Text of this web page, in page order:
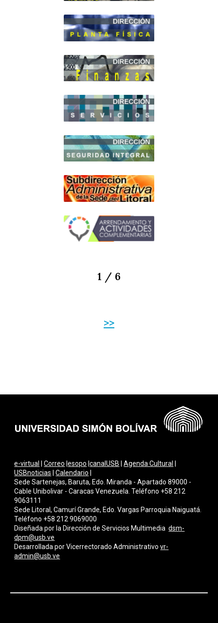
1 / 6
>>
e-virtual |Correo |esopo |canalUSB |Agenda Cultural
USBnoticias |Calendario
Sede Sartenejas, Baruta, Edo. Miranda - Apartado 89000 -
Cable Unibolivar - Caracas Venezuela. Teléfono +58 212
9063111
Sede Litoral, Camurí Grande, Edo. Vargas Parroquia Naiguatá.
Teléfono +58 212 9069000
Diseñada por la Dirección de Servicios Multimediadsm-
dpm@usb.ve
Desarrollada porVicerrectorado Administrativovr-
admin@usb.ve